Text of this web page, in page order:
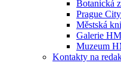
Botanická
Prague
Městská
Galerie
Muzeum
Kontakty na